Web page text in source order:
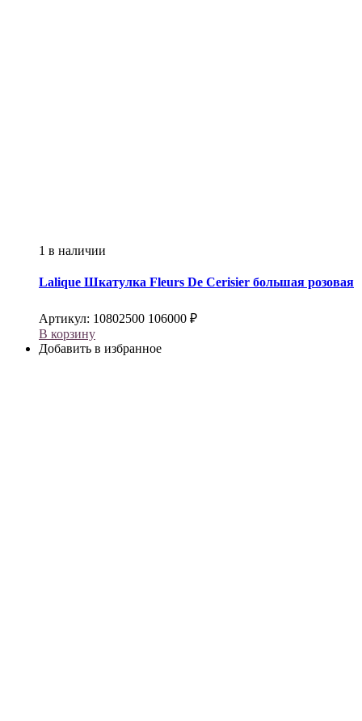
1 в наличии
Lalique Шкатулка Fleurs De Cerisier большая розовая
Артикул: 10802500 106000 ₽
В корзину
Добавить в избранное